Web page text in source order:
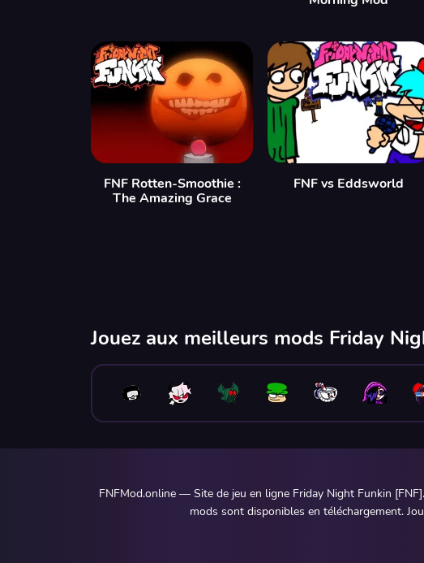
FNF Rotten-Smoothie :
The Amazing Grace
FNF vs Eddsworld
Jouez aux meilleurs mods Friday
FNFMod.online — Site de jeu en ligne Friday Night Funkin
mods sont disponibles en téléchargement.